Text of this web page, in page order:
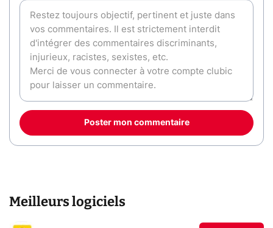
Poster mon commentaire
Meilleurs logiciels